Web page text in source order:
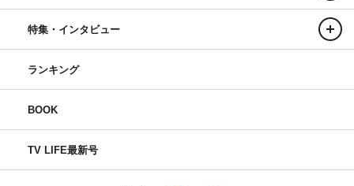
特集・インタビュー
ランキング
BOOK
TV LIFE最新号